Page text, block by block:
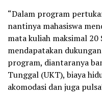
“Dalam program
nantinya mahasiswa
mata kuliah maksimal 20
mendapatakan
program, diantaranya
Tunggal (UKT), biaya
akomodasi dan juga